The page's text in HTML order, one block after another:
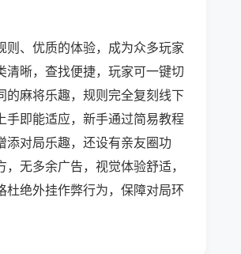
、优质的体验，成为众多玩家
清晰，查找便捷，玩家可一键切
的麻将乐趣，规则完全复刻线下
即能适应，新手通过简易教程
添对局乐趣，还设有亲友圈功
无多余广告，视觉体验舒适，
绝外挂作弊行为，保障对局环